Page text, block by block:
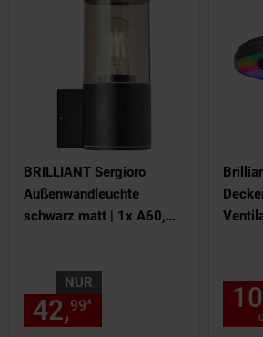
BRILLIANT Sergioro
Außenwandleuchte
schwarz matt | 1x A60,
enthalten)
NUR
42,99* €
Sie